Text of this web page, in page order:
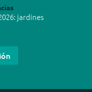
jardines